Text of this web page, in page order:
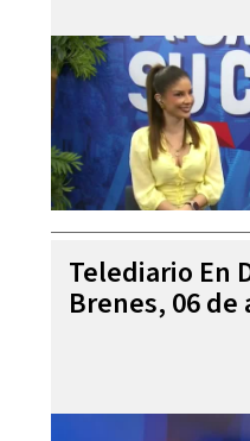
Telediario En
Brenes, 06 de